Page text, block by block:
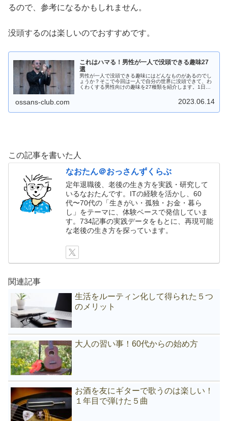
るので、参考になるかもしれません。
没頭するのは楽しいのでおすすめです。
これはハマる！男性が一人で没頭できる趣味27
選
男性が一人で没頭できる趣味にはどんなものがあるのでし
ょうか？そこで今回は一人で自分の世界に没頭できて、わ
くわくする男性向けの趣味を27種類を紹介します。1日が
ossans-club.com 2023.06.14
この記事を書いた人
なおたん＠おっさんずくらぶ
定年退職後、老後の生き方を実践・研究して
いるなおたんです。ITの経験を活かし、60
代〜70代の「生きがい・孤独・お金・暮ら
し」をテーマに、体験ベースで発信していま
す。734記事の実践データをもとに、再現可能
な老後の生き方を探っています。
関連記事
生活をルーティン化して得られた５つ
のメリット
大人の習い事！60代からの始め方
お酒を友にギターで歌うのは楽しい！
１年目で弾けた５曲